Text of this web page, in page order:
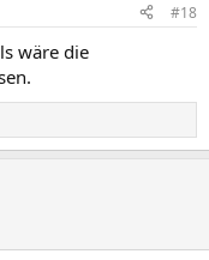
#18
wäre die